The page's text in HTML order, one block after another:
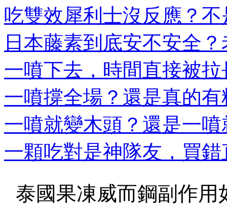
吃雙效犀利士沒反應？
日本藤素到底安不安全
一噴下去，時間直接被
一噴撐全場？還是真的
一噴就變木頭？還是一
一顆吃對是神隊友，買
泰國果凍威而鋼副作